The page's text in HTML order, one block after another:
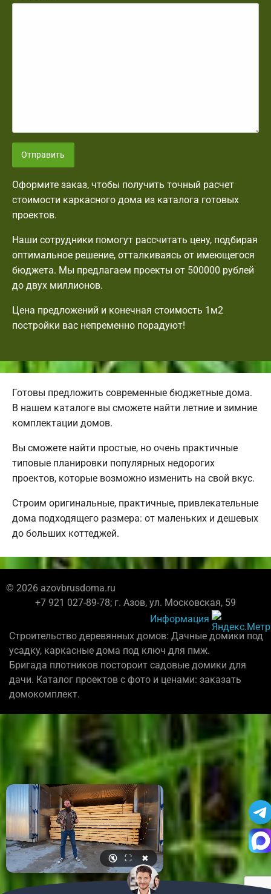
Отправить
Оформите заказ, чтобы получить точный расчет
стоимости каркасного дома из каталога готовых
проектов.
Наши сотрудники помогут рассчитать цену, подбирая
оптимальное решение, отталкиваясь от имеющегося
бюджета. Мы предлагаем проекты от 500000 рублей
до двух миллионов.
Цена предложений и конечная стоимость 1м2
постройки вас непременно порадуют!
Готовы предложить современные бюджетные дома.
В нашем каталоге вы сможете найти летние и зимние
комплектации домов.
Вы сможете найти простые, но очень практичные
типовые планировки популярных недорогих
проектов, которые возможно изменить на свой вкус.
Строим оригинальные, практичные, привлекательные
дома подходящего размера: от маленьких и дешевых
до больших коттеджей.
© 2026 azovbrusdoma.ru
+7 921 027-89-78; г. Азов, ул. Московская, 59
Информация
Строительство деревянных домов: Дачные домики под
усадку, каркасные дома под ключ для пмж.
Бригада плотников постороит садовые домики для
дачи. Каталог проектов с фото и ценами: заказать
домокомплект.
🔇 ⛶ ✖